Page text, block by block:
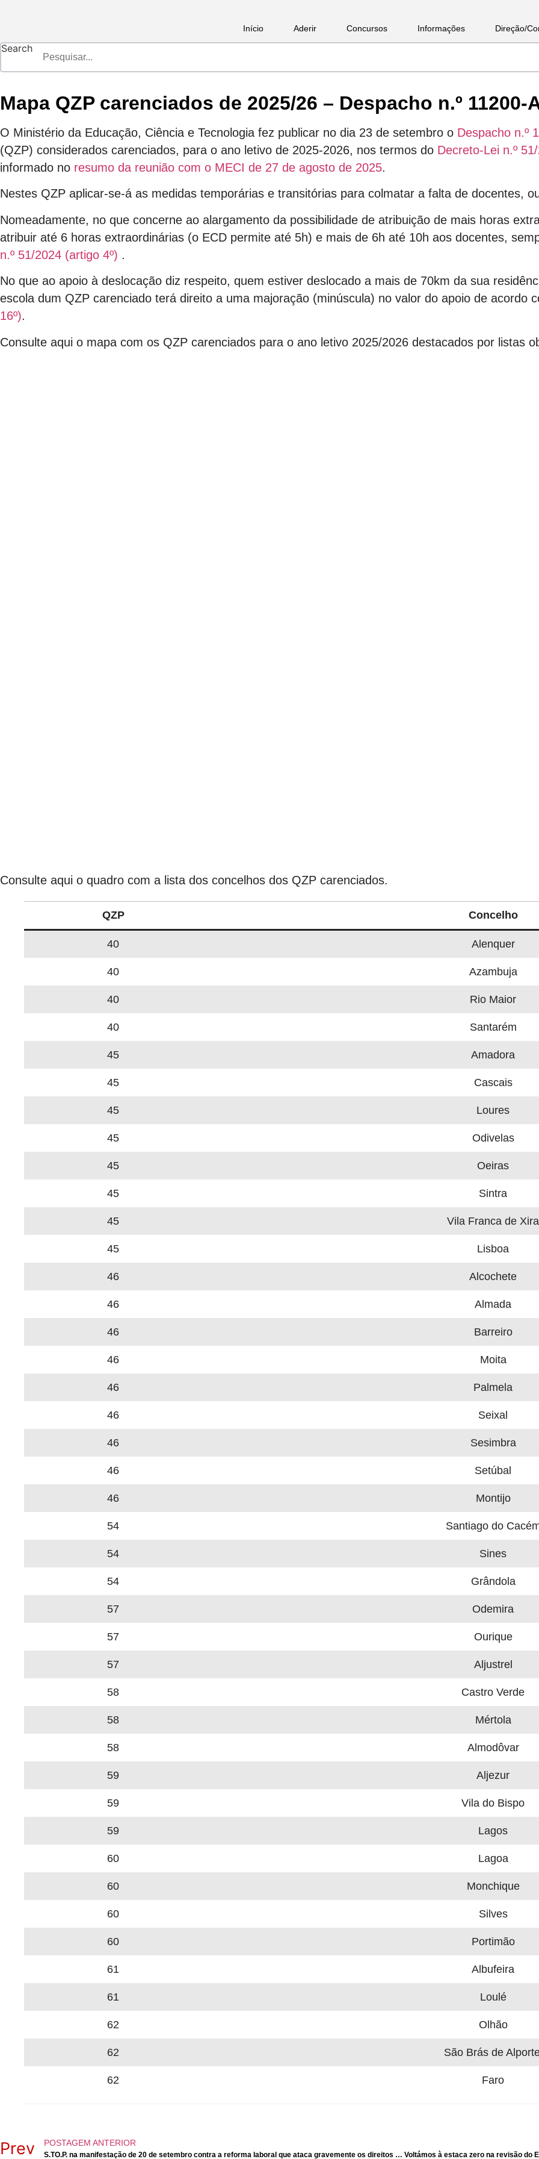
conteúdo
Início Aderir Concursos Informações Direção/
Search
Mapa QZP carenciados de 2025/26 – Despacho n.º
O Ministério da Educação, Ciência e Tecnologia fez publicar no dia 23 de setembro o Despacho n.º
(QZP) considerados carenciados, para o ano letivo de 2025-2026, nos termos do Decreto-Lei n.º
informado no resumo da reunião com o MECI de 27 de agosto de 2025.
Nestes QZP aplicar-se-á as medidas temporárias e transitórias para colmatar a falta de docentes,
Nomeadamente, no que concerne ao alargamento da possibilidade de atribuição de mais horas
atribuir até 6 horas extraordinárias (o ECD permite até 5h) e mais de 6h até 10h aos docentes,
n.º 51/2024 (artigo 4º) .
No que ao apoio à deslocação diz respeito, quem estiver deslocado a mais de 70km da sua
escola dum QZP carenciado terá direito a uma majoração (minúscula) no valor do apoio de acordo
16º).
Consulte aqui o mapa com os QZP carenciados para o ano letivo 2025/2026 destacados por listas
Consulte aqui o quadro com a lista dos concelhos dos QZP carenciados.
QZP Concelho
40 Alenquer
40 Azambuja
40 Rio Maior
40 Santarém
45 Amadora
45 Cascais
45 Loures
45 Odivelas
45 Oeiras
45 Sintra
45 Vila Franca de Xira
45 Lisboa
46 Alcochete
46 Almada
46 Barreiro
46 Moita
46 Palmela
46 Seixal
46 Sesimbra
46 Setúbal
46 Montijo
54 Santiago do
54 Sines
54 Grândola
57 Odemira
57 Ourique
57 Aljustrel
58 Castro Verde
58 Mértola
58 Almodôvar
59 Aljezur
59 Vila do Bispo
59 Lagos
60 Lagoa
60 Monchique
60 Silves
60 Portimão
61 Albufeira
61 Loulé
62 Olhão
62 São Brás de
62 Faro
Prev POSTAGEM ANTERIOR
S.TO.P. na manifestação de 20 de setembro contra a reforma laboral que ataca gravemente os direitos dos trabalhadores